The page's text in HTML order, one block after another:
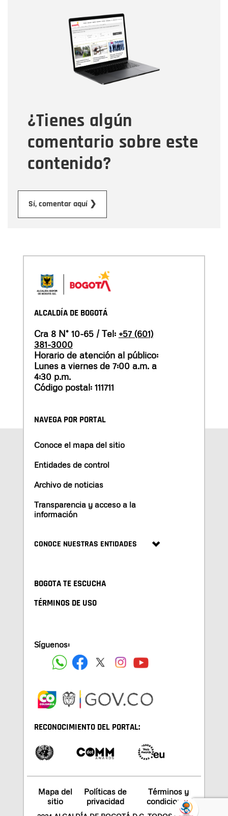
¿Tienes algún
comentario sobre este
contenido?
Sí, comentar aquí ❯
Correo electrónico
Tipo de comentario
Mensaje
ALCALDÍA DE BOGOTÁ
Cra 8 N° 10-65 / Tel: +57 (601)
381-3000
Horario de atención al público:
Lunes a viernes de 7:00 a.m. a
4:30 p.m.
Código postal: 111711
NAVEGA POR PORTAL
Conoce el mapa del sitio
Entidades de control
Archivo de noticias
Transparencia y acceso a la
información
CONOCE NUESTRAS ENTIDADES
BOGOTA TE ESCUCHA
TÉRMINOS DE USO
Síguenos:
RECONOCIMIENTO DEL PORTAL:
Mapa del
sitio
Políticas de
privacidad
Términos y
condiciones